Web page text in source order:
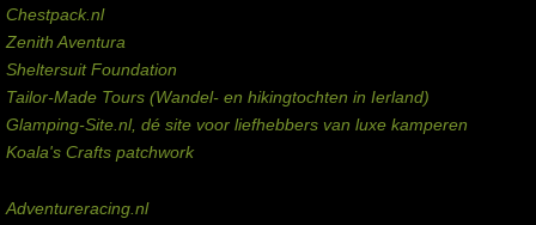
Chestpack.nl
Zenith Aventura
Sheltersuit Foundation
Tailor-Made Tours (Wandel- en hikingtochten in Ierland)
Glamping-Site.nl, dé site voor liefhebbers van luxe kamperen
Koala's Crafts patchwork
Adventureracing.nl